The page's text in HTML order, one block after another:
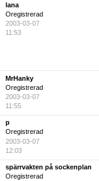
lana
Oregistrerad
2003-03-07
11:53
MrHanky
Oregistrerad
2003-03-07
11:55
p
Oregistrerad
2003-03-07
12:03
spärrvakten på sockenplan
Oregistrerad